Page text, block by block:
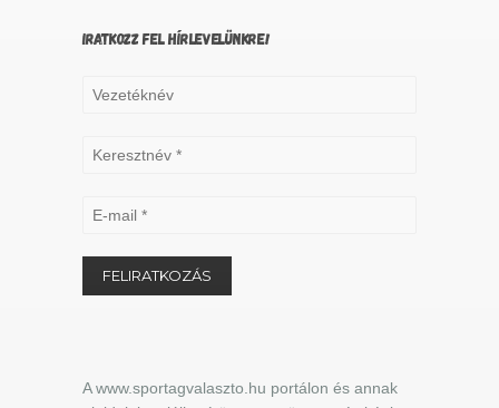
IRATKOZZ FEL HÍRLEVELÜNKRE!
A www.sportagvalaszto.hu portálon és annak